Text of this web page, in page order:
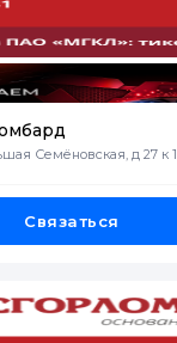
Семёновская, д 27 к 1
Связаться